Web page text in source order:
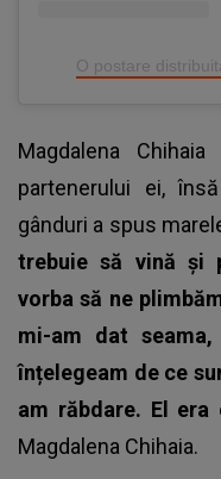
O postare
Magdalena Chihaia
partenerului ei,
gânduri a spus marele
trebuie să vină și
vorba să ne
mi-am dat
înțelegeam de ce
am răbdare. El era
Magdalena Chihaia.